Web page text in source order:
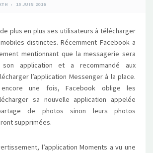
CETTE
JUILLET
15 JUIN 2016
plus en plus ses utilisateurs à télécharger
distinctes. Récemment Facebook a
mentionnant que la messagerie sera
application et a recommandé aux
l’application Messenger à la place.
une fois, Facebook oblige les
sa nouvelle application appelée
de photos sinon leurs photos
supprimées.
l’application Moments a vu une